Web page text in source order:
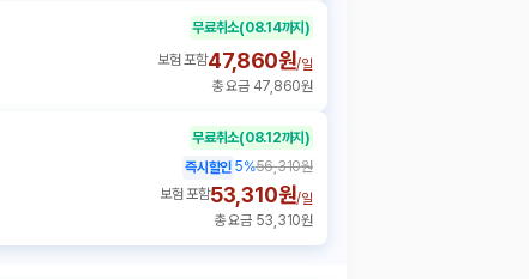
무료취소(08.14까지)
보험 포함47,860원/일
총 요금 47,860원
무료취소(08.12까지)
즉시할인 5%56,310원
보험 포함53,310원/일
총 요금 53,310원